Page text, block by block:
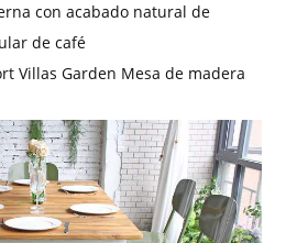
con acabado natural de
de café
Villas Garden Mesa de madera